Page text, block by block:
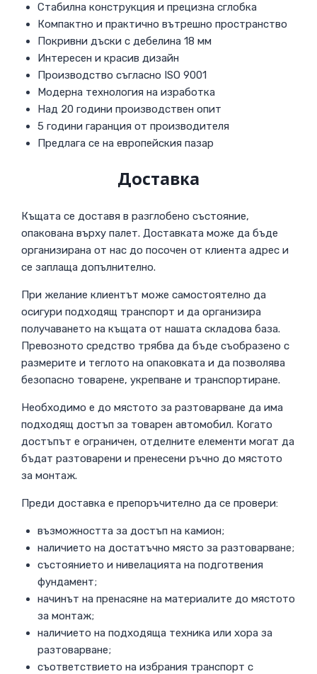
Стабилна конструкция и прецизна сглобка
Компактно и практично вътрешно пространство
Покривни дъски с дебелина 18 мм
Интересен и красив дизайн
Производство съгласно ISO 9001
Модерна технология на изработка
Над 20 години производствен опит
5 години гаранция от производителя
Предлага се на европейския пазар
Доставка
Къщата се доставя в разглобено състояние,
опакована върху палет. Доставката може да бъде
организирана от нас до посочен от клиента адрес и
се заплаща допълнително.
При желание клиентът може самостоятелно да
осигури подходящ транспорт и да организира
получаването на къщата от нашата складова база.
Превозното средство трябва да бъде съобразено с
размерите и теглото на опаковката и да позволява
безопасно товарене, укрепване и транспортиране.
Необходимо е до мястото за разтоварване да има
подходящ достъп за товарен автомобил. Когато
достъпът е ограничен, отделните елементи могат да
бъдат разтоварени и пренесени ръчно до мястото
за монтаж.
Преди доставка е препоръчително да се провери:
възможността за достъп на камион;
наличието на достатъчно място за разтоварване;
състоянието и нивелацията на подготвения
фундамент;
начинът на пренасяне на материалите до мястото
за монтаж;
наличието на подходяща техника или хора за
разтоварване;
съответствието на избрания транспорт с